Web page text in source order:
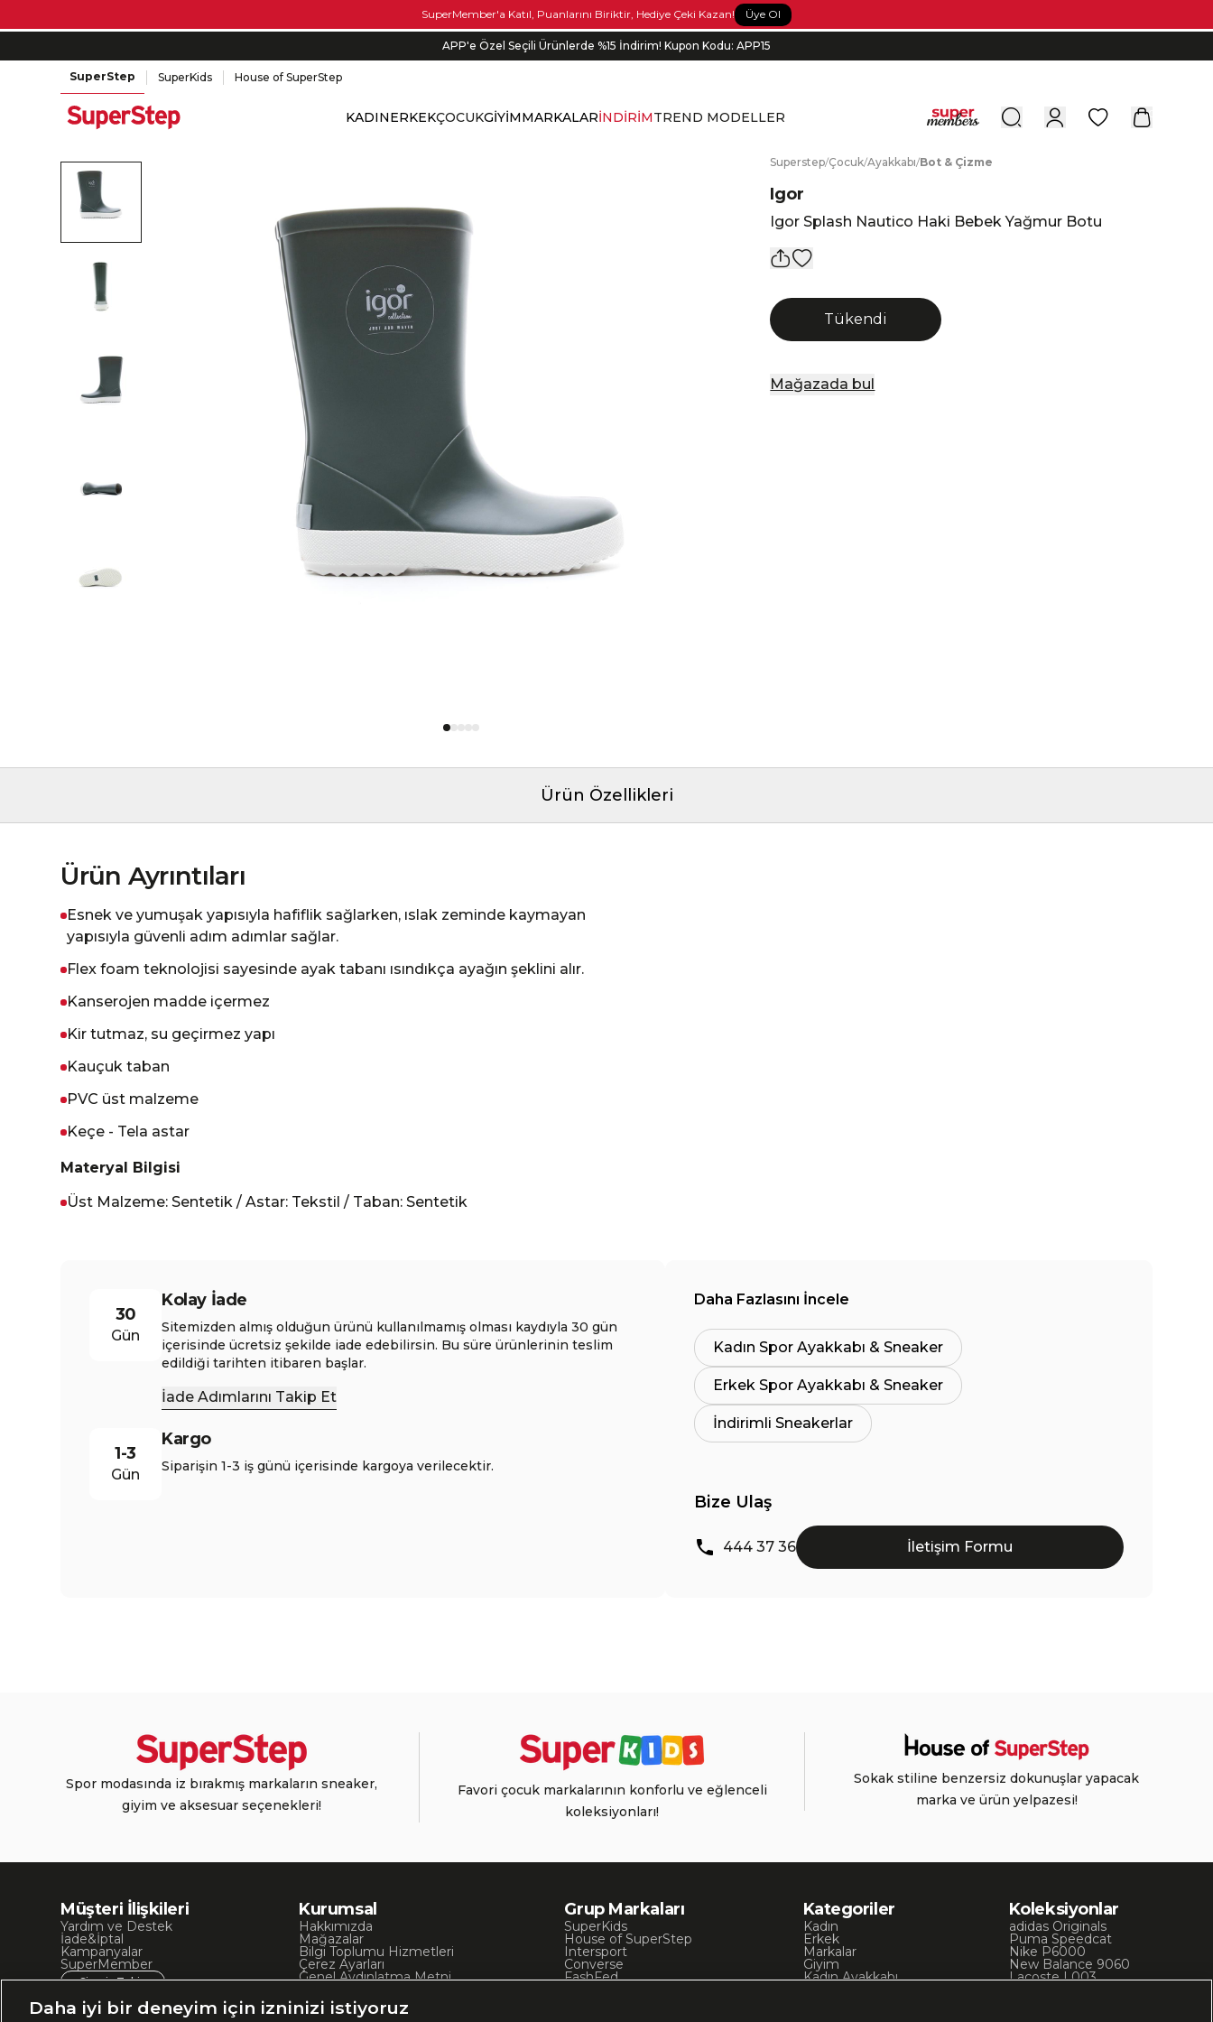
SuperMember'a Katıl, Puanlarını Biriktir, Hediye Çeki Kazan! Üye Ol
APP'e Özel Seçili Ürünlerde %15 İndirim! Kupon Kodu: APP15
SuperStep SuperKids House of SuperStep
KADINERKEKÇOCUKGİYİMMARKALARİNDİRİMTREND MODELLER 0
Superstep/Çocuk/Ayakkabı/Bot & Çizme
Igor
Igor Splash Nautico Haki Bebek Yağmur Botu
Tükendi
Mağazada bul
Ürün Özellikleri
Ürün Ayrıntıları
Esnek ve yumuşak yapısıyla hafiflik sağlarken, ıslak zeminde kaymayan
yapısıyla güvenli adım adımlar sağlar.
Flex foam teknolojisi sayesinde ayak tabanı ısındıkça ayağın şeklini alır.
Kanserojen madde içermez
Kir tutmaz, su geçirmez yapı
Kauçuk taban
PVC üst malzeme
Keçe - Tela astar
Materyal Bilgisi
Üst Malzeme: Sentetik / Astar: Tekstil / Taban: Sentetik
30
Gün
Kolay İade
Sitemizden almış olduğun ürünü kullanılmamış olması kaydıyla 30 gün
içerisinde ücretsiz şekilde iade edebilirsin. Bu süre ürünlerinin teslim
edildiği tarihten itibaren başlar.
İade Adımlarını Takip Et
1-3
Gün
Kargo
Siparişin 1-3 iş günü içerisinde kargoya verilecektir.
Daha Fazlasını İncele
Kadın Spor Ayakkabı & Sneaker
Erkek Spor Ayakkabı & Sneaker
İndirimli Sneakerlar
Bize Ulaş
444 37 36 İletişim Formu
Spor modasında iz bırakmış markaların sneaker,
giyim ve aksesuar seçenekleri!
Favori çocuk markalarının konforlu ve eğlenceli
koleksiyonları!
Sokak stiline benzersiz dokunuşlar yapacak
marka ve ürün yelpazesi!
Müşteri İlişkileri
Yardım ve Destek
İade&İptal
Kampanyalar
SuperMember
Sipariş Takip
Kurumsal
Hakkımızda
Mağazalar
Bilgi Toplumu Hizmetleri
Çerez Ayarları
Genel Aydınlatma Metni
Site Haritası
İşlem Rehberi
Grup Markaları
SuperKids
House of SuperStep
Intersport
Converse
FashFed
Kategoriler
Kadın
Erkek
Markalar
Giyim
Kadın Ayakkabı
Koleksiyonlar
adidas Originals
Puma Speedcat
Nike P6000
New Balance 9060
Lacoste L003
Daha iyi bir deneyim için izninizi istiyoruz